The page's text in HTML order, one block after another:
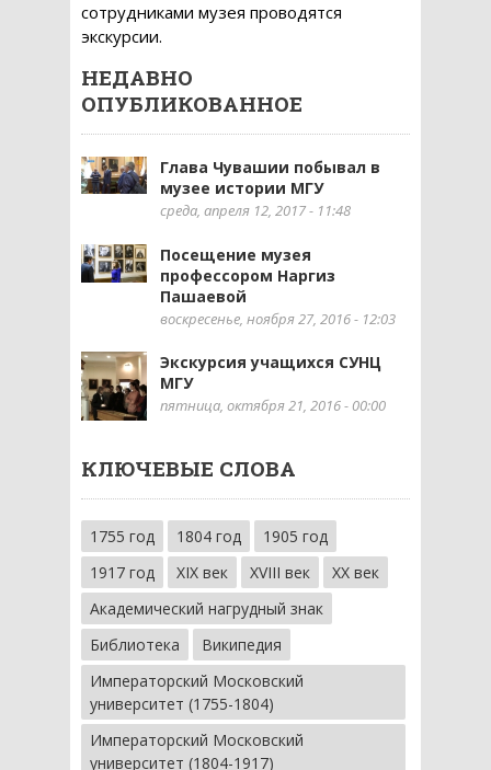
сотрудниками музея проводятся
экскурсии.
НЕДАВНО
ОПУБЛИКОВАННОЕ
Глава Чувашии побывал в
музее истории МГУ
среда, апреля 12, 2017 - 11:48
Посещение музея
профессором Наргиз
Пашаевой
воскресенье, ноября 27, 2016 - 12:03
Экскурсия учащихся СУНЦ
МГУ
пятница, октября 21, 2016 - 00:00
КЛЮЧЕВЫЕ СЛОВА
1755 год 1804 год
1905 год
1917 год
XIX век XVIII век
XX век
Академический нагрудный знак
Библиотека
Википедия
Императорский Московский
университет (1755-1804)
Императорский Московский
университет (1804-1917)